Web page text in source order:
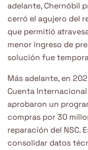
adelante, Chernóbil
cerró el agujero del
que permitió
menor ingreso de
solución fue
Más adelante, en
Cuenta
aprobaron un
compras por 30
reparación del NSC.
consolidar datos